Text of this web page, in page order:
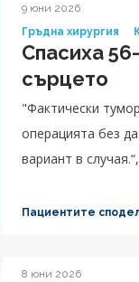
9 юни 2026
Гръдна хирургия
Спасиха
сърцето
"Фактически
операцията без
вариант в
Пациентите
8 юни 2026